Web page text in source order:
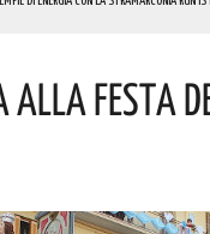
MORRA CON DUE SPETTACOLI TEATRALI!
Alla Festa